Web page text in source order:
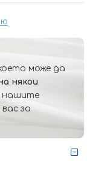
може да
някои
нашите
за